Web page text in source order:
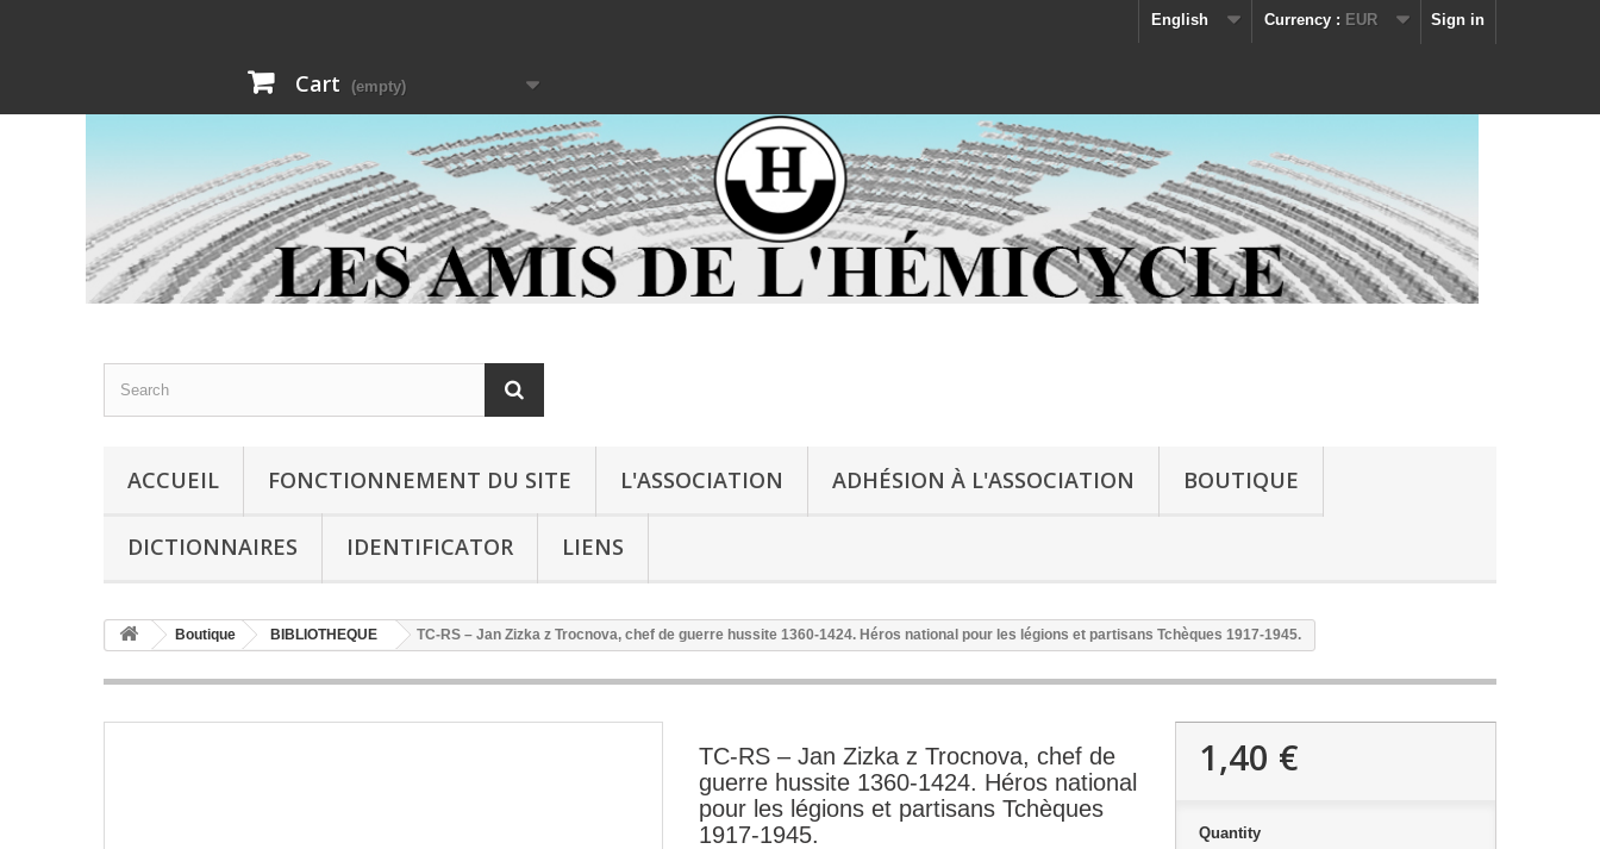
Cart (empty)
Sign in
Currency : EUR
English
ACCUEIL FONCTIONNEMENT DU SITE L'ASSOCIATION ADHÉSION À L'ASSOCIATION BOUTIQUE
DICTIONNAIRES IDENTIFICATOR LIENS
Boutique BIBLIOTHEQUE TC-RS – Jan Zizka z Trocnova, chef de guerre hussite 1360-1424. Héros national pour les légions et partisans Tchèques 1917-1945.
TC-RS – Jan Zizka z Trocnova, chef de
guerre hussite 1360-1424. Héros national
pour les légions et partisans Tchèques
1917-1945.
1,40 €
Quantity